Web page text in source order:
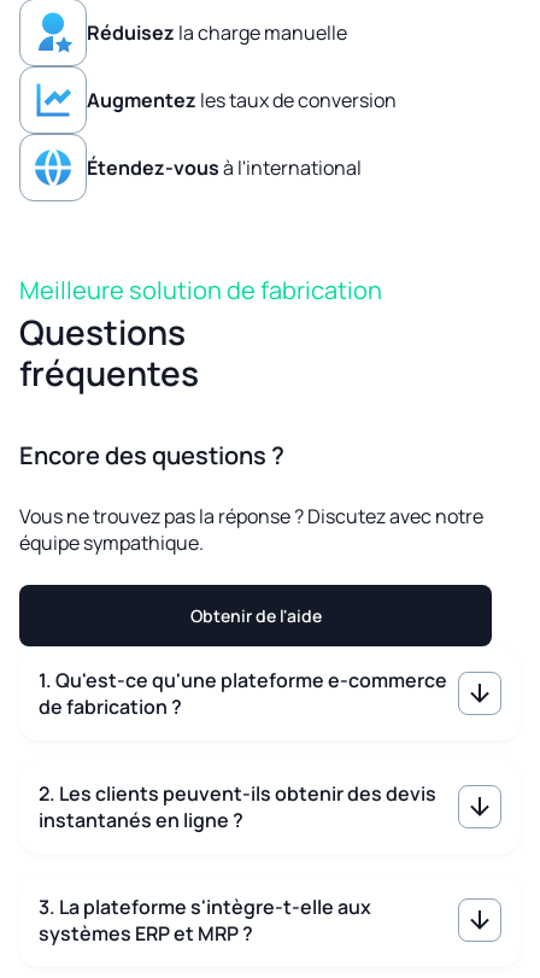
Réduisez la charge manuelle
Augmentez les taux de conversion
Étendez-vousà l'international
Meilleure solution de fabrication
Questions
fréquentes
Encore des questions ?
Vous ne trouvez pas la réponse ? Discutez avec notre
équipe sympathique.
Obtenir de l'aide
1. Qu'est-ce qu'une plateforme e-commerce
de fabrication ?
2. Les clients peuvent-ils obtenir des devis
instantanés en ligne ?
3. La plateforme s'intègre-t-elle aux
systèmes ERP et MRP ?